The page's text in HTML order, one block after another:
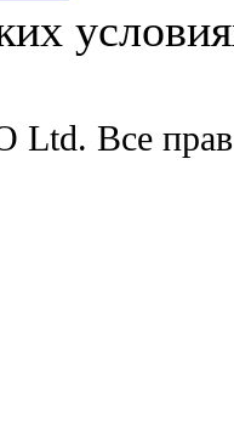
Ltd. Все